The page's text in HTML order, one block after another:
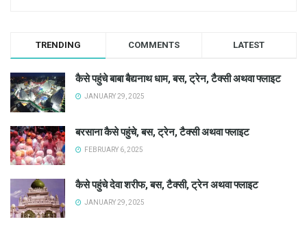
TRENDING COMMENTS LATEST
कैसे पहुंचे बाबा बैद्यनाथ धाम, बस, ट्रेन, टैक्सी अथवा फ्लाइट
JANUARY 29, 2025
बरसाना कैसे पहुंचे, बस, ट्रेन, टैक्सी अथवा फ्लाइट
FEBRUARY 6, 2025
कैसे पहुंचे देवा शरीफ, बस, टैक्सी, ट्रेन अथवा फ्लाइट
JANUARY 29, 2025